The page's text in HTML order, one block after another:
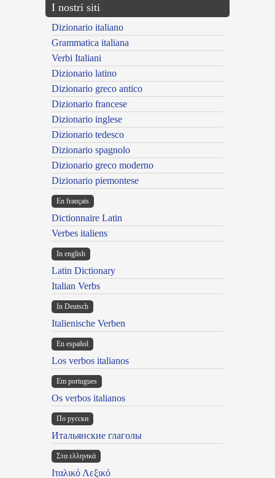
I nostri siti
Dizionario italiano
Grammatica italiana
Verbi Italiani
Dizionario latino
Dizionario greco antico
Dizionario francese
Dizionario inglese
Dizionario tedesco
Dizionario spagnolo
Dizionario greco moderno
Dizionario piemontese
En français
Dictionnaire Latin
Verbes italiens
In english
Latin Dictionary
Italian Verbs
In Deutsch
Italienische Verben
En español
Los verbos italianos
Em portugues
Os verbos italianos
По русски
Итальянские глаголы
Στα ελληνικά
Ιταλικό Λεξικό